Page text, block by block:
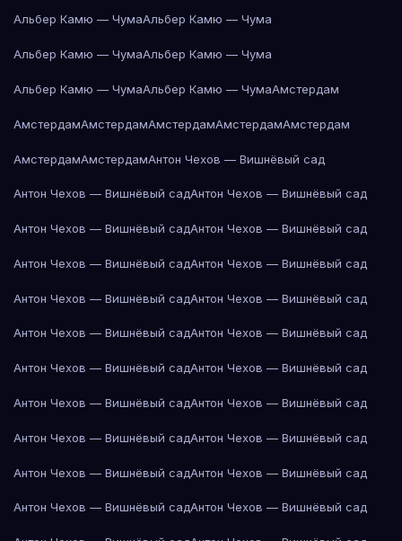
Альбер Камю — ЧумаАльбер Камю — Чума
Альбер Камю — ЧумаАльбер Камю — Чума
Альбер Камю — ЧумаАльбер Камю — ЧумаАмстердам
АмстердамАмстердамАмстердамАмстердамАмстердам
АмстердамАмстердамАнтон Чехов — Вишнёвый сад
Антон Чехов — Вишнёвый садАнтон Чехов — Вишнёвый сад
Антон Чехов — Вишнёвый садАнтон Чехов — Вишнёвый сад
Антон Чехов — Вишнёвый садАнтон Чехов — Вишнёвый сад
Антон Чехов — Вишнёвый садАнтон Чехов — Вишнёвый сад
Антон Чехов — Вишнёвый садАнтон Чехов — Вишнёвый сад
Антон Чехов — Вишнёвый садАнтон Чехов — Вишнёвый сад
Антон Чехов — Вишнёвый садАнтон Чехов — Вишнёвый сад
Антон Чехов — Вишнёвый садАнтон Чехов — Вишнёвый сад
Антон Чехов — Вишнёвый садАнтон Чехов — Вишнёвый сад
Антон Чехов — Вишнёвый садАнтон Чехов — Вишнёвый сад